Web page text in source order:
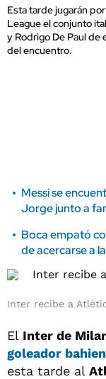
Esta tarde jugarán
League el conjunto
y Rodrigo De Paul de
del encuentro.
Messi se
Jorge junto a
Boca empató
de acercarse a
Inter recibe a
El Inter de
goleador
esta tarde al